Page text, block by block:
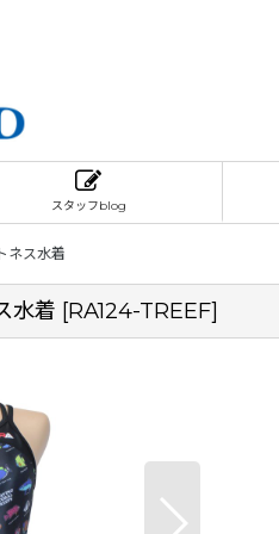
スタッフblog
ネス水着
水着 [RA124-TREEF]